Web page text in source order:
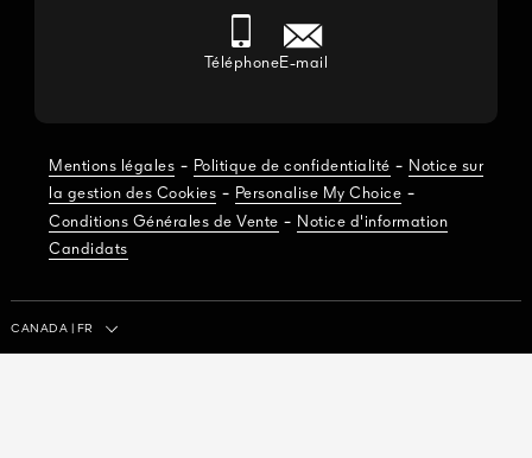
TéléphoneE-mail
Mentions légales - Politique de confidentialité - Notice sur
la gestion des Cookies - Personalise My Choice -
Conditions Générales de Vente - Notice d'information
Candidats
Pays/Région
CANADA FR